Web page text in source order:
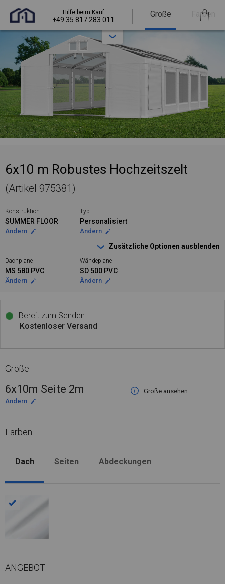
Hilfe beim Kauf
+49 35 817 283 011
Größe Farben
6x10 m Robustes Hochzeitszelt
(Artikel 975381)
Konstruktion
SUMMER FLOOR
Ändern
Typ
Personalisiert
Ändern
Zusätzliche Optionen ausblenden
Dachplane
MS 580 PVC
Ändern
Wändeplane
SD 500 PVC
Ändern
Bereit zum Senden
Kostenloser Versand
Größe
6x10m Seite 2m
Größe ansehen
Ändern
Farben
Dach Seiten Abdeckungen
ANGEBOT